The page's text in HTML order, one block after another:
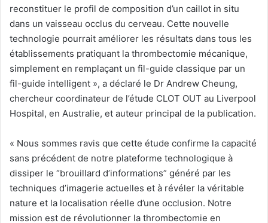
reconstituer le profil de composition d’un caillot in situ
dans un vaisseau occlus du cerveau. Cette nouvelle
technologie pourrait améliorer les résultats dans tous les
établissements pratiquant la thrombectomie mécanique,
simplement en remplaçant un fil-guide classique par un
fil-guide intelligent », a déclaré le Dr Andrew Cheung,
chercheur coordinateur de l’étude CLOT OUT au Liverpool
Hospital, en Australie, et auteur principal de la publication.
« Nous sommes ravis que cette étude confirme la capacité
sans précédent de notre plateforme technologique à
dissiper le “brouillard d’informations” généré par les
techniques d’imagerie actuelles et à révéler la véritable
nature et la localisation réelle d’une occlusion. Notre
mission est de révolutionner la thrombectomie en